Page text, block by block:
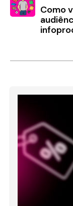
Como